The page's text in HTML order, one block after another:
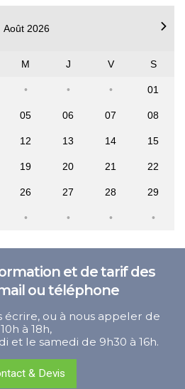
Août 2026
M J V S
01
05 06 07 08
12 13 14 15
19 20 21 22
26 27 28 29
et de tarif des
ou téléphone
écrire, ou à nous appeler de
10h à 18h,
et le samedi de 9h30 à 16h.
& Devis